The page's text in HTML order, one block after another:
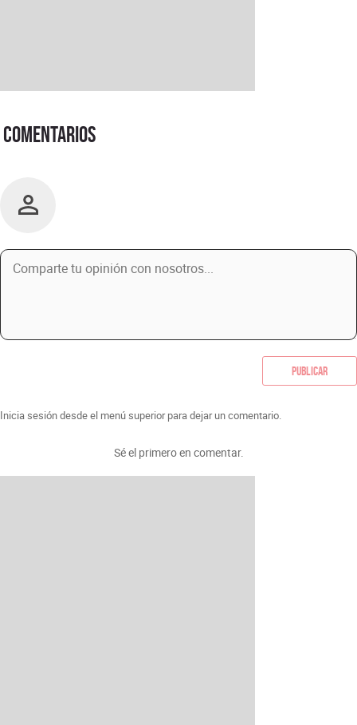
Comentarios
Publicar
Inicia sesión desde el menú superior para dejar un comentario.
Sé el primero en comentar.